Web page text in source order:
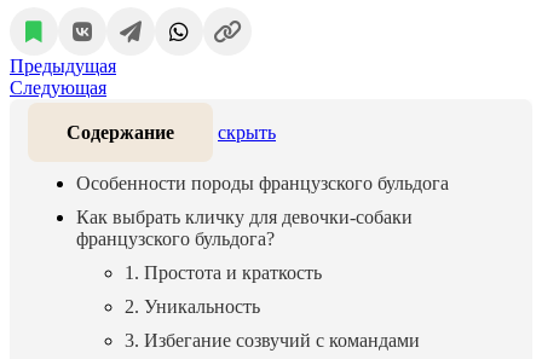
Предыдущая
Следующая
Содержание скрыть
Особенности породы французского бульдога
Как выбрать кличку для девочки-собаки
французского бульдога?
1. Простота и краткость
2. Уникальность
3. Избегание созвучий с командами